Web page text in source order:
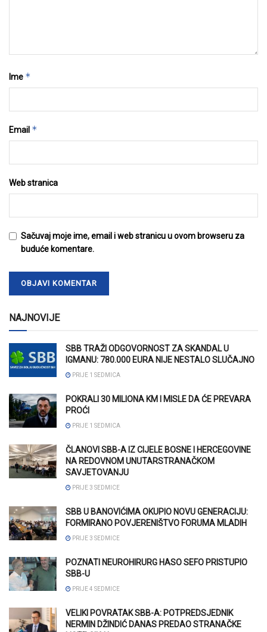
Ime *
Email *
Web stranica
Sačuvaj moje ime, email i web stranicu u ovom browseru za
buduće komentare.
NAJNOVIJE
SBB TRAŽI ODGOVORNOST ZA SKANDAL U
IGMANU: 780.000 EURA NIJE NESTALO SLUČAJNO
PRIJE 1 SEDMICA
POKRALI 30 MILIONA KM I MISLE DA ĆE PREVARA
PROĆI
PRIJE 1 SEDMICA
ČLANOVI SBB-A IZ CIJELE BOSNE I HERCEGOVINE
NA REDOVNOM UNUTARSTRANAČKOM
SAVJETOVANJU
PRIJE 3 SEDMICE
SBB U BANOVIĆIMA OKUPIO NOVU GENERACIJU:
FORMIRANO POVJERENIŠTVO FORUMA MLADIH
PRIJE 3 SEDMICE
POZNATI NEUROHIRURG HASO SEFO PRISTUPIO
SBB-U
PRIJE 4 SEDMICE
VELIKI POVRATAK SBB-A: POTPREDSJEDNIK
NERMIN DŽINDIĆ DANAS PREDAO STRANAČKE